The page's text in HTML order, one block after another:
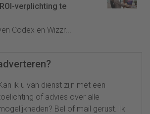
verplichting te
Codex en Wizzr...
ik u van dienst zijn met een
of advies over alle
Bel of mail gerust. Ik